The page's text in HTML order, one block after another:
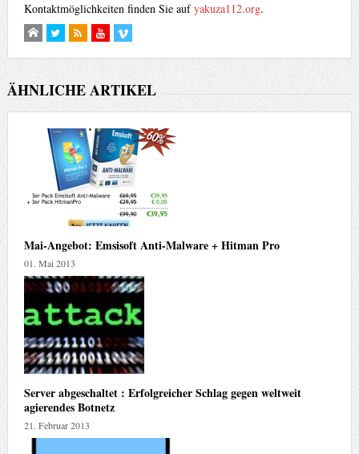
Kontaktmöglichkeiten finden Sie aufyakuza112.org.
ÄHNLICHE ARTIKEL
Mai-Angebot: Emsisoft Anti-Malware + Hitman Pro
01. Mai 2013
Server abgeschaltet : Erfolgreicher Schlag gegen weltweit
agierendes Botnetz
21. Februar 2013